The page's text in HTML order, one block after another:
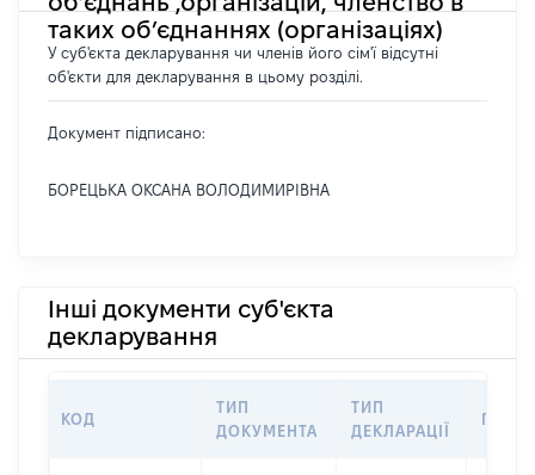
таких об’єднаннях (організаціях)
У суб'єкта декларування чи членів його сім'ї відсутні
об'єкти для декларування в цьому розділі.
Документ підписано:
БОРЕЦЬКА ОКСАНА ВОЛОДИМИРІВНА
Інші документи суб'єкта
декларування
КОД
ТИП
ДОКУМЕНТА
ТИП
ДЕКЛАРАЦІЇ